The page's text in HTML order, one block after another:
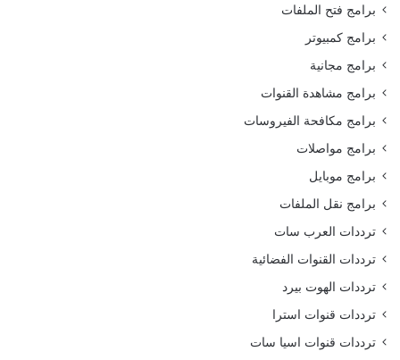
برامج فتح الملفات
برامج كمبيوتر
برامج مجانية
برامج مشاهدة القنوات
برامج مكافحة الفيروسات
برامج مواصلات
برامج موبايل
برامج نقل الملفات
ترددات العرب سات
ترددات القنوات الفضائية
ترددات الهوت بيرد
ترددات قنوات استرا
ترددات قنوات اسيا سات